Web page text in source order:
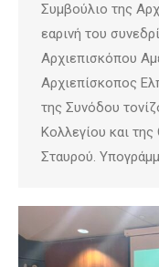
Συμβούλιο της
εαρινή του
Αρχιεπισκόπου
Αρχιεπίσκοπος
της Συνόδου
Κολλεγίου και
Σταυρού.